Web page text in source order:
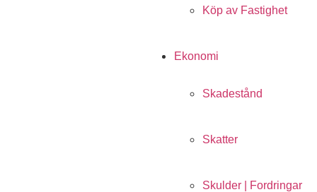
Köp av Fastighet
Ekonomi
Skadestånd
Skatter
Skulder | Fordringar